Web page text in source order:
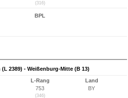
(316)
BPL
2389) - Weißenburg-Mitte (B 13)
L-Rang
753
(346)
Land
BY